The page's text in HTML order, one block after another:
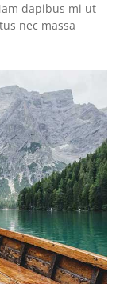
dapibus mi ut
nec massa